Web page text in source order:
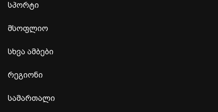
სპორტი
მსოფლიო
სხვა ამბები
რეგიონი
სამართალი